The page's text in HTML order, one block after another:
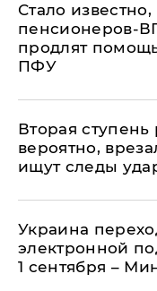
Стало
пенсионеров-
продлят
ПФУ
Вторая ступень
вероятно,
ищут следы
Украина
электронной
1 сентября –